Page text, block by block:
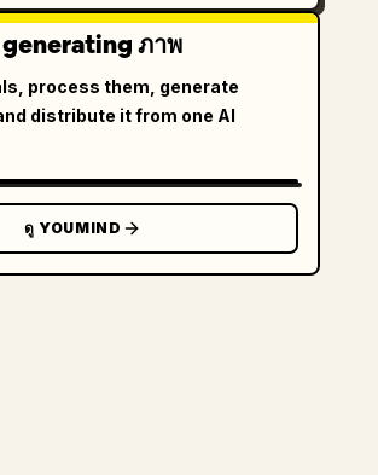
ภาพ
process them, generate
distribute it from one AI
ดู YOUMIND